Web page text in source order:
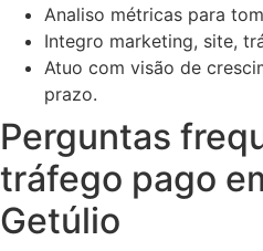
Analiso métricas para
Integro marketing, site,
Atuo com visão de
prazo.
Perguntas
tráfego pago
Getúlio